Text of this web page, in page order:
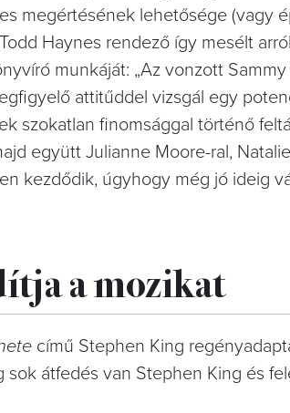
megértésének lehetősége (vagy
Todd Haynes rendező így mesélt
munkáját: „Az vonzott
attitűddel vizsgál egy
szokatlan finomsággal történő
együtt Julianne Moore-ral,
kezdődik, úgyhogy még jó ideig
a mozikat
című Stephen King
sok átfedés van Stephen King és